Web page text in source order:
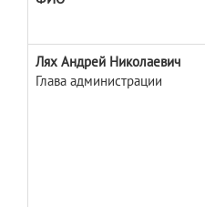
Лях Андрей Николаевич
Глава администрации